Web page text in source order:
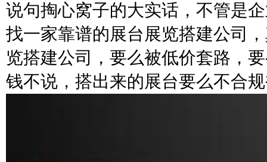
说句掏心窝子的大实话，不管是
找一家靠谱的展台展览搭建公司
览搭建公司，要么被低价套路，
钱不说，搭出来的展台要么不合